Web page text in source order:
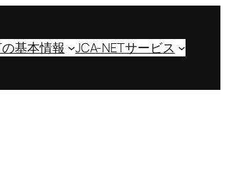
基本情報 JCA-NETサービス